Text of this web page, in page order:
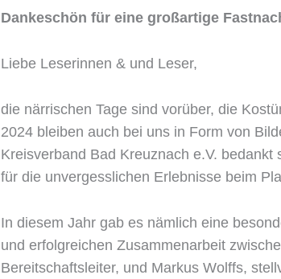
Dankeschön für eine großartige
Liebe Leserinnen & und Leser,
die närrischen Tage sind vorüber, die
2024 bleiben auch bei uns in Form von
Kreisverband Bad Kreuznach e.V.
für die unvergesslichen Erlebnisse beim
In diesem Jahr gab es nämlich eine
und erfolgreichen Zusammenarbeit
Bereitschaftsleiter, und Markus Wolffs,